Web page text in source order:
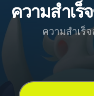
ความสำเร็
ความสำเร็